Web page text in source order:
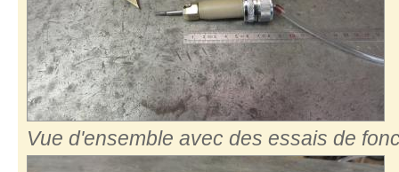
Vue d'ensemble avec des essais de